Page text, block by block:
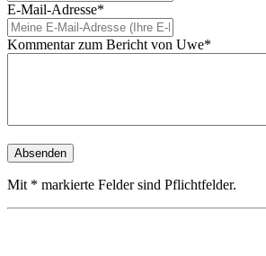
E-Mail-Adresse*
Kommentar zum Bericht von Uwe*
Mit * markierte Felder sind Pflichtfelder.